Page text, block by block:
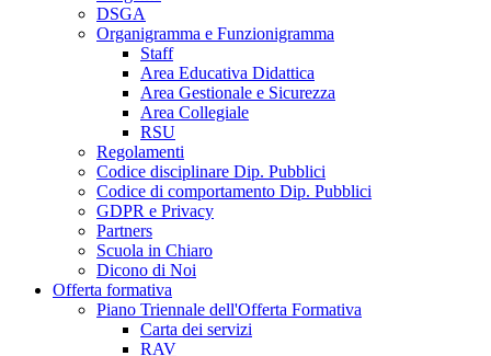
DSGA
Organigramma e Funzionigramma
Staff
Area Educativa Didattica
Area Gestionale e Sicurezza
Area Collegiale
RSU
Regolamenti
Codice disciplinare Dip. Pubblici
Codice di comportamento Dip. Pubblici
GDPR e Privacy
Partners
Scuola in Chiaro
Dicono di Noi
Offerta formativa
Piano Triennale dell'Offerta Formativa
Carta dei servizi
RAV